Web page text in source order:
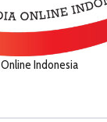
Indonesia